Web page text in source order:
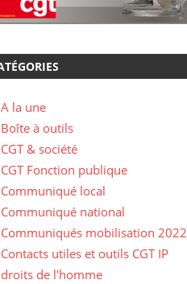
A la une
Boîte à outils
CGT & société
CGT Fonction publique
Communiqué local
Communiqué national
Communiqués mobilisation 2022
Contacts utiles et outils CGT IP
droits de l'homme